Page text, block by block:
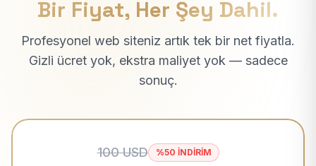
Bir Fiyat, Her Şey Dahil.
Profesyonel web siteniz artık tek bir net fiyatla.
Gizli ücret yok, ekstra maliyet yok — sadece
sonuç.
100 USD %50 İNDİRİM